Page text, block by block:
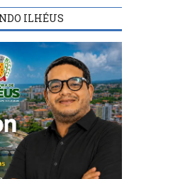
POLÍTICA
16/12/17
Rui anuncia ajuda
recuperar postos e
implantação da UPA-
em Ilhéus
ILHÉUS